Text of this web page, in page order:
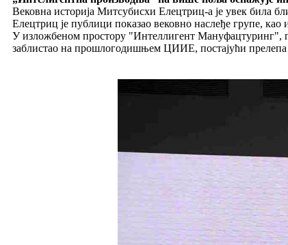
Вековна историја Митсубисхи Елецтриц-а је увек била
Елецтриц је публици показао вековно наслеђе групе,
У изложбеном простору "Интеллигент Мануфацтуринг",
заблистао на прошлогодишњем ЦИИЕ, постајући прелепа